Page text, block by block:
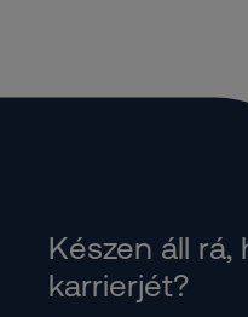
Készen áll
karrierjét?